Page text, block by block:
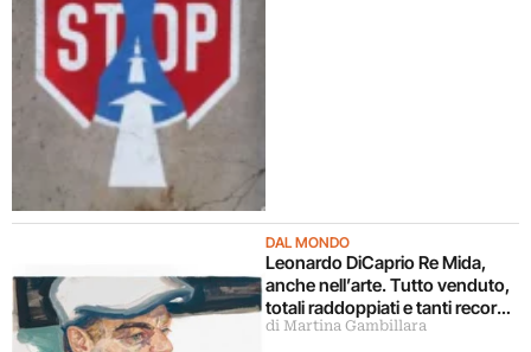
DAL MONDO
Leonardo DiCaprio Re Mida,
anche nell’arte. Tutto venduto,
totali raddoppiati e tanti record
d’artista nella “sua” asta
di Martina Gambillara